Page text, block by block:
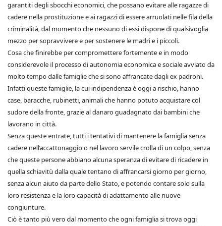
garantiti degli sbocchi economici, che possano evitare alle ragazze di
cadere nella prostituzione e ai ragazzi di essere arruolati nelle fila della
criminalità, dal momento che nessuno di essi dispone di qualsivoglia
mezzo per sopravvivere e per sostenere le madri e i piccoli.
Cosa che finirebbe per compromettere fortemente e in modo
considerevole il processo di autonomia economica e sociale avviato da
molto tempo dalle famiglie che si sono affrancate dagli ex padroni.
Infatti queste famiglie, la cui indipendenza è oggi a rischio, hanno
case, baracche, rubinetti, animali che hanno potuto acquistare col
sudore della fronte, grazie al danaro guadagnato dai bambini che
lavorano in città.
Senza queste entrate, tutti i tentativi di mantenere la famiglia senza
cadere nell’accattonaggio o nel lavoro servile crolla di un colpo, senza
che queste persone abbiano alcuna speranza di evitare di ricadere in
quella schiavitù dalla quale tentano di affrancarsi giorno per giorno,
senza alcun aiuto da parte dello Stato, e potendo contare solo sulla
loro resistenza e la loro capacità di adattamento alle nuove
congiunture.
Ciò è tanto più vero dal momento che ogni famiglia si trova oggi